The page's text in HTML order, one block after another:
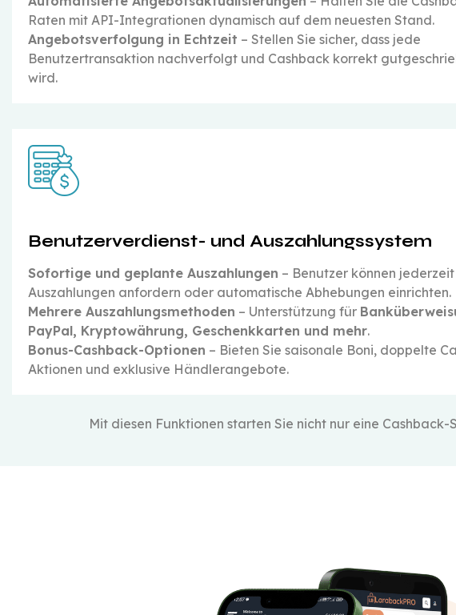
Raten mit API-Integrationen dynamisch auf dem neuesten Stand.
Angebotsverfolgung in Echtzeit – Stellen Sie sicher, dass jede
Benutzertransaktion nachverfolgt und Cashback korrekt
wird.
Benutzerverdienst- und Auszahlungssystem
Sofortige und geplante Auszahlungen – Benutzer können jederzeit
Auszahlungen anfordern oder automatische Abhebungen einrichten.
Mehrere Auszahlungsmethoden – Unterstützung für
PayPal, Kryptowährung, Geschenkkarten und mehr.
Bonus-Cashback-Optionen – Bieten Sie saisonale Boni, doppelte
Aktionen und exklusive Händlerangebote.
Mit diesen Funktionen starten Sie nicht nur eine